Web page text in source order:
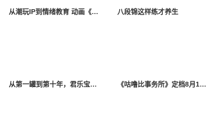
从潮玩IP到情绪教育 动画《咕噜比事务所》今日治愈开播 八段锦这样练才养生
从第一罐到第十年，君乐宝奶粉把初心写进品质安全 《咕噜比事务所》定档8月10日 聚焦儿童情绪教育助力健康成长